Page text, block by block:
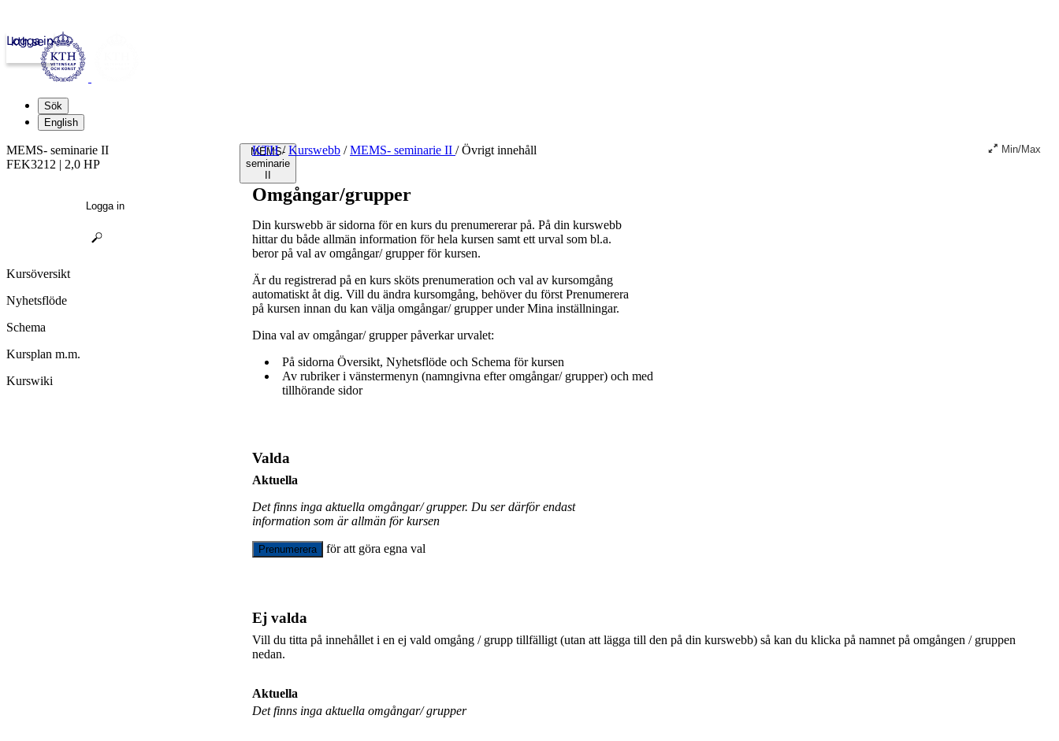
kth.se
Logga in
Sök
English
MEMS-
seminarie
KTH / Kurswebb / MEMS- seminarie II /Övrigt innehåll Min/Max
Omgångar/grupper
Din kurswebb är sidorna för en kurs du prenumererar på. På din kurswebb
hittar du både allmän information för hela kursen samt ett urval som bl.a.
beror på val av omgångar/ grupper för kursen.
Är du registrerad på en kurs sköts prenumeration och val av kursomgång
automatiskt åt dig. Vill du ändra kursomgång, behöver du först Prenumerera
på kursen innan du kan välja omgångar/ grupper under Mina inställningar.
Dina val av omgångar/ grupper påverkar urvalet:
På sidorna Översikt, Nyhetsflöde och Schema för kursen
Av rubriker i vänstermenyn (namngivna efter omgångar/ grupper) och med
tillhörande sidor
Valda
Aktuella
Det finns inga aktuella omgångar/ grupper. Du ser därför endast
information som är allmän för kursen
Prenumerera för att göra egna val
Ej valda
Vill du titta på innehållet i en ej vald omgång / grupp tillfälligt (utan att lägga till den på din kurswebb) så kan du klicka på namnet på omgången / gruppen
nedan.
Aktuella
Det finns inga aktuella omgångar/ grupper
MEMS- seminarie II
FEK3212 | 2,0 HP
Logga in
Kursöversikt
Nyhetsflöde
Schema
Kursplan m.m.
Kurswiki